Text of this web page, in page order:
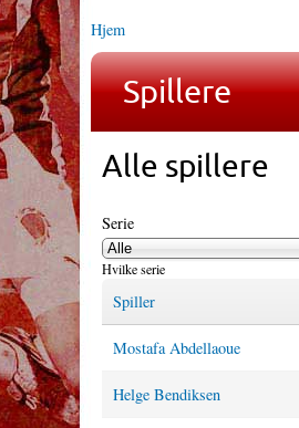
Hjem
Spillere
Alle spillere
Serie
Hvilke serie
Spiller
Mostafa Abdellaoue
Helge Bendiksen